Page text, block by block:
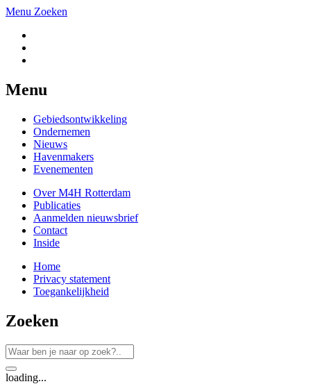
Menu Zoeken
Menu
Gebiedsontwikkeling
Ondernemen
Nieuws
Havenmakers
Evenementen
Over M4H Rotterdam
Publicaties
Aanmelden nieuwsbrief
Contact
Inside
Home
Privacy statement
Toegankelijkheid
Zoeken
loading...